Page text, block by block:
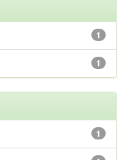
1
1
1